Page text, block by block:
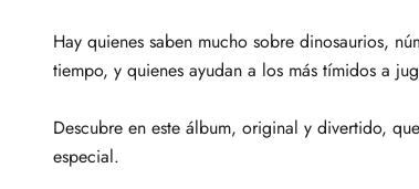
Hay quienes saben mucho sobre dinosaurios,
tiempo, y quienes ayudan a los más tímidos a
Descubre en este álbum, original y divertido,
especial.